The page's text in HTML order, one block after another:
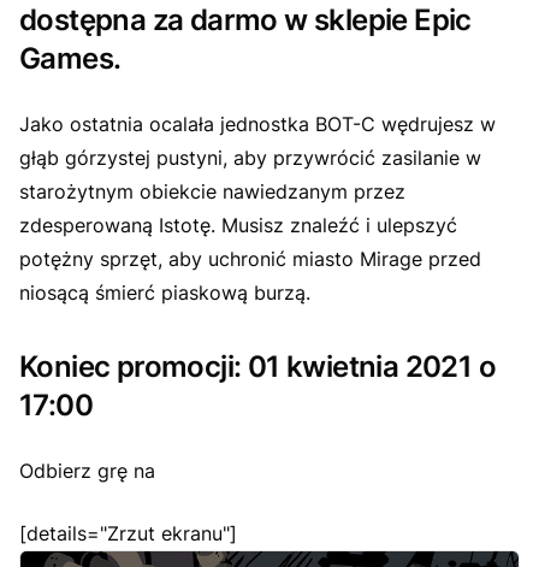
dostępna za darmo w sklepie Epic
Games.
Jako ostatnia ocalała jednostka BOT-C wędrujesz w
głąb górzystej pustyni, aby przywrócić zasilanie w
starożytnym obiekcie nawiedzanym przez
zdesperowaną Istotę. Musisz znaleźć i ulepszyć
potężny sprzęt, aby uchronić miasto Mirage przed
niosącą śmierć piaskową burzą.
Koniec promocji: 01 kwietnia 2021 o
17:00
Odbierz grę na
[details="Zrzut ekranu"]